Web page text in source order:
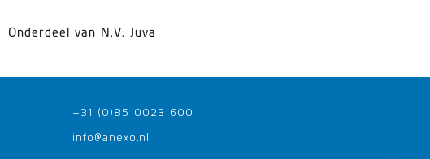
Onderdeel van N.V. Juva
+31 (0)85 0023 600
info@anexo.nl